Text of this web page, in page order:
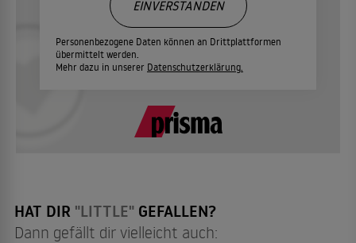
Personenbezogene Daten können an Drittplattformen
übermittelt werden.
Mehr dazu in unserer Datenschutzerklärung.
EINVERSTANDEN
HAT DIR "LITTLE" GEFALLEN?
Dann gefällt dir vielleicht auch: